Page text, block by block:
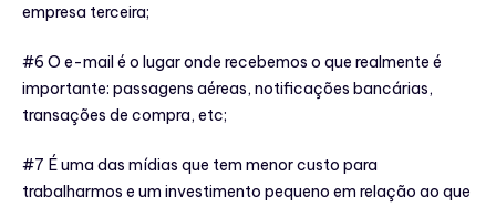
empresa terceira;
#6 O e-mail é o lugar onde recebemos o que realmente é
importante: passagens aéreas, notificações bancárias,
transações de compra, etc;
#7 É uma das mídias que tem menor custo para
trabalharmos e um investimento pequeno em relação ao que